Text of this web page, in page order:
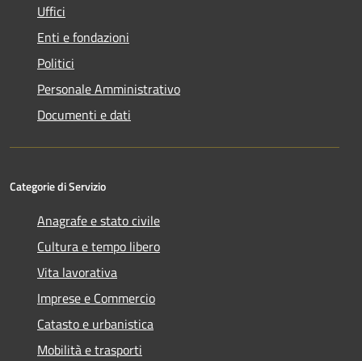
Uffici
Enti e fondazioni
Politici
Personale Amministrativo
Documenti e dati
Categorie di Servizio
Anagrafe e stato civile
Cultura e tempo libero
Vita lavorativa
Imprese e Commercio
Catasto e urbanistica
Mobilità e trasporti